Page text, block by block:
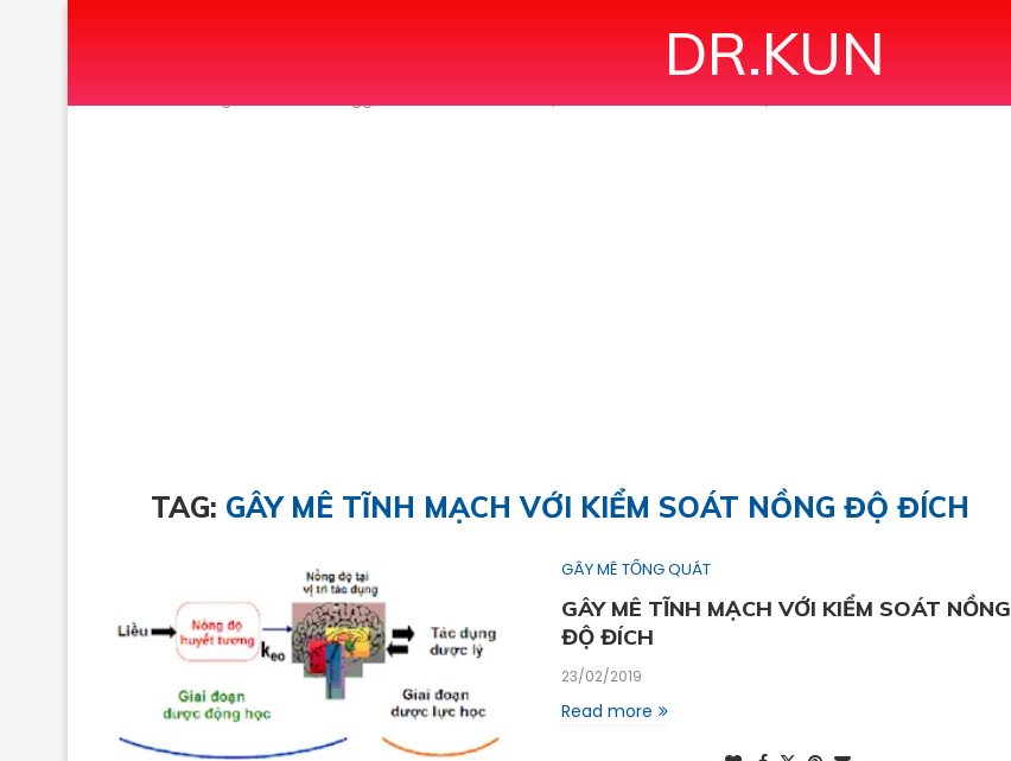
DR.KUN
TAG: GÂY MÊ TĨNH MẠCH VỚI KIỂM SOÁT NỒNG ĐỘ ĐÍCH
GÂY MÊ TỔNG QUÁT
GÂY MÊ TĨNH MẠCH VỚI KIỂM SOÁT NỒNG
ĐỘ ĐÍCH
23/02/2019
Read more